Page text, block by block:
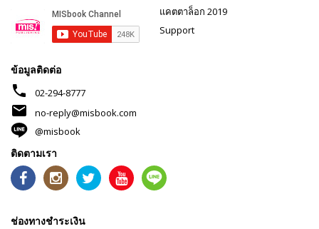
แคตตาล็อก 2019
Support
ข้อมูลติดต่อ
phone 02-294-8777
mail
no-reply@misbook.com
@misbook
ติดตามเรา
ช่องทางชำระเงิน